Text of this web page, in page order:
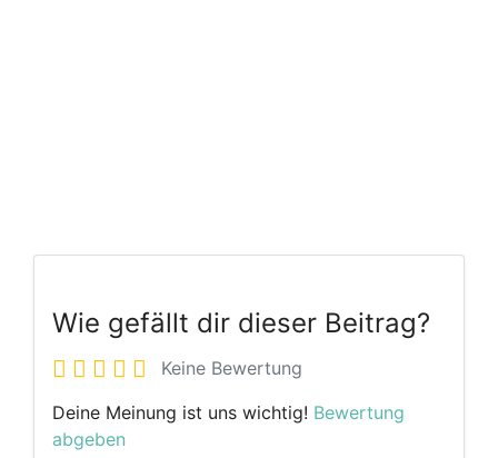
Wie gefällt dir dieser Beitrag?
Keine Bewertung
Deine Meinung ist uns wichtig! Bewertung
abgeben